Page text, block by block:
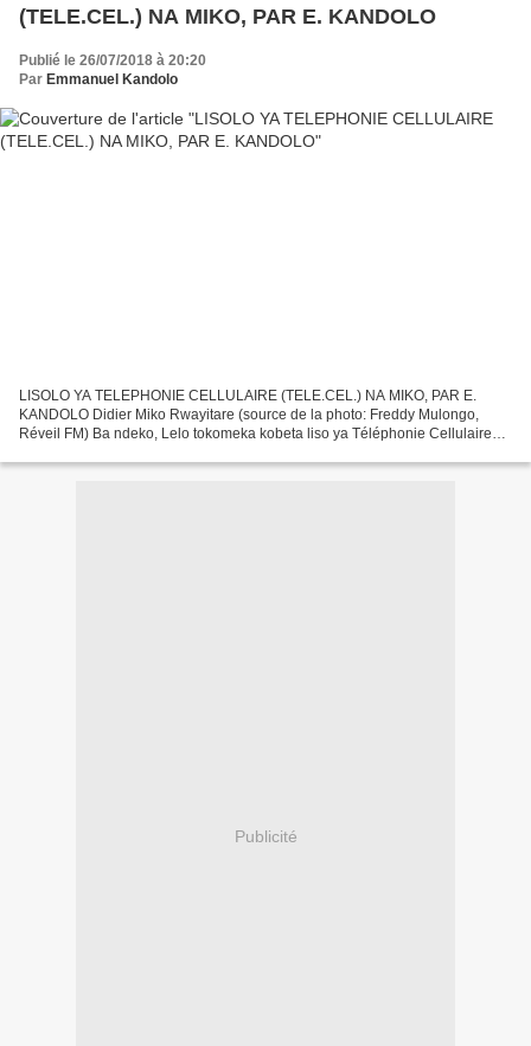
(TELE.CEL.) NA MIKO, PAR E. KANDOLO
Publié le 26/07/2018 à 20:20
Par Emmanuel Kandolo
LISOLO YA TELEPHONIE CELLULAIRE (TELE.CEL.) NA MIKO, PAR E.
KANDOLO Didier Miko Rwayitare (source de la photo: Freddy Mulongo,
Réveil FM) Ba ndeko, Lelo tokomeka kobeta liso ya Téléphonie Cellulaire
Publicité